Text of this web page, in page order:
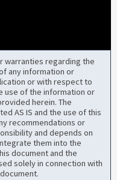
warranties regarding the
any information or
or with respect to
use of the information or
herein. The
AS IS and the use of this
recommendations or
and depends on
them into the
document and the
solely in connection with